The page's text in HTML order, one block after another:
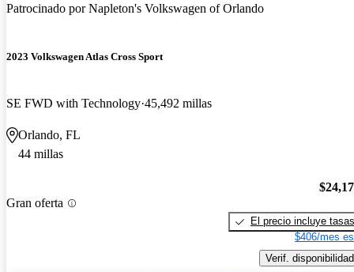
Patrocinado porNapleton's Volkswagen of Orlando
2023 Volkswagen Atlas Cross Sport
SE FWD with Technology 45,492 millas
Orlando, FL
44 millas
Gran oferta
El precio incluye tasas
$406/mes
Verif. disponibilidad